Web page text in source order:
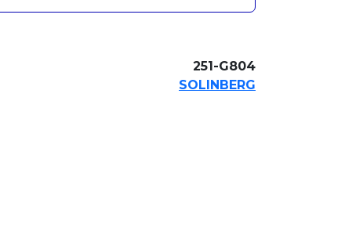
251-G804
SOLINBERG